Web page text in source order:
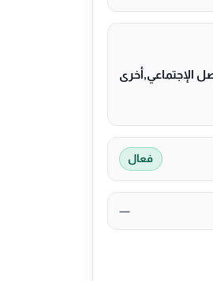
الإجتماعي,أخرى
فعال
—